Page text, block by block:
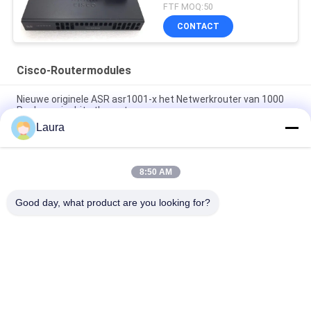
FTF MOQ:50
CONTACT
Cisco-Routermodules
Nieuwe originele ASR asr1001-x het Netwerkrouter van 1000
Reeksengigabit ethernet
C9300 - NM - 2Q = Katalysator 9300 2 Reserveonderdelen van
de het Netwerkmodule van X 40GE
Van de Routermodules 2GE 4G van ISR 4221 Cisco van de
Laura
8:50 AM
Good day, what product are you looking for?